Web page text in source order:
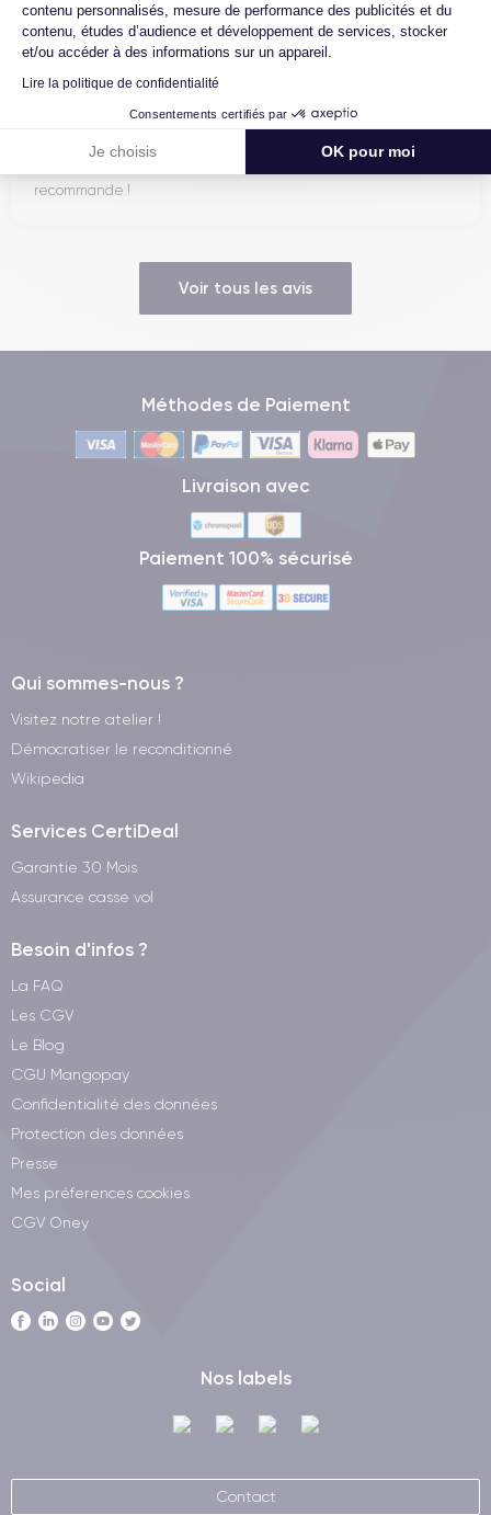
contenu personnalisés, mesure de performance des publicités et du
contenu, études d’audience et développement de services, stocker
et/ou accéder à des informations sur un appareil.
Lire la politique de confidentialité
Consentements certifiés par
Je choisis OK pour moi
changée ...
Marc B.
Très bien, service impeccable, satisfait de mon achat. Je
recommande !
Voir tous les avis
Méthodes de Paiement
Livraison avec
Paiement 100% sécurisé
Qui sommes-nous ?
Visitez notre atelier !
Démocratiser le reconditionné
Wikipedia
Services CertiDeal
Garantie 30 Mois
Assurance casse vol
Besoin d'infos ?
La FAQ
Les CGV
Le Blog
CGU Mangopay
Confidentialité des données
Protection des données
Presse
Mes préferences cookies
CGV Oney
Social
Nos labels
Contact